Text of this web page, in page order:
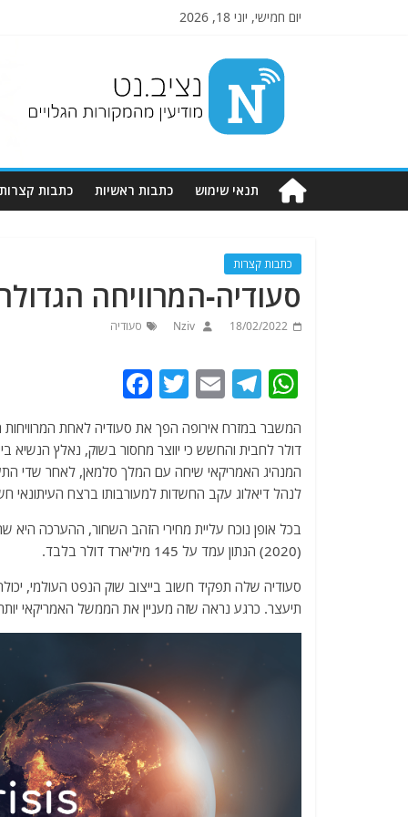
יום חמישי, יוני 18, 2026
Nziv.net
מודיעין
מהמקורות
תנאי שימוש כתבות ראשיות כתבות קצרות
כתבות קצרות
סעודיה-המרוויחה
18/02/2022
Nziv סעודיה
W
at
s
A
p
p
T
e
g
ra
m
E
ai
l
T
itt
er
c
e
b
o
o
k
דולר לחבית והחשש כי יווצר מחסור בשוק, נאלץ הנשיא
המנהיג האמריקאי שיחה עם המלך סלמאן, לאחר שדי
לנהל דיאלוג עקב החשדות למעורבותו ברצח העיתונאי
(2020) הנתון עמד על 145 מיליארד דולר בלבד.
סעודיה שלה תפקיד חשוב בייצוב שוק הנפט העולמי,
תיעצר. כרגע נראה שזה מעניין את הממשל האמריקאי